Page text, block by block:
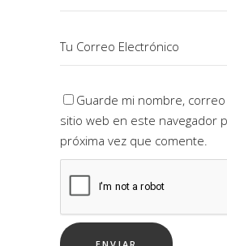
Guarde mi nombre,
sitio web en este navegador
próxima vez que comente.